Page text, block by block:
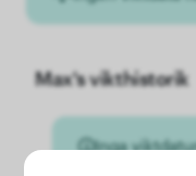
Max's vikthistorik
Inga